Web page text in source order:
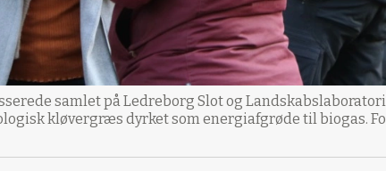
samlet på Ledreborg Slot og
kløvergræs dyrket som energiafgrøde til biogas.